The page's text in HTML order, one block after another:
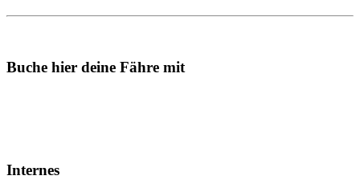
Buche hier deine Fähre mit
Internes